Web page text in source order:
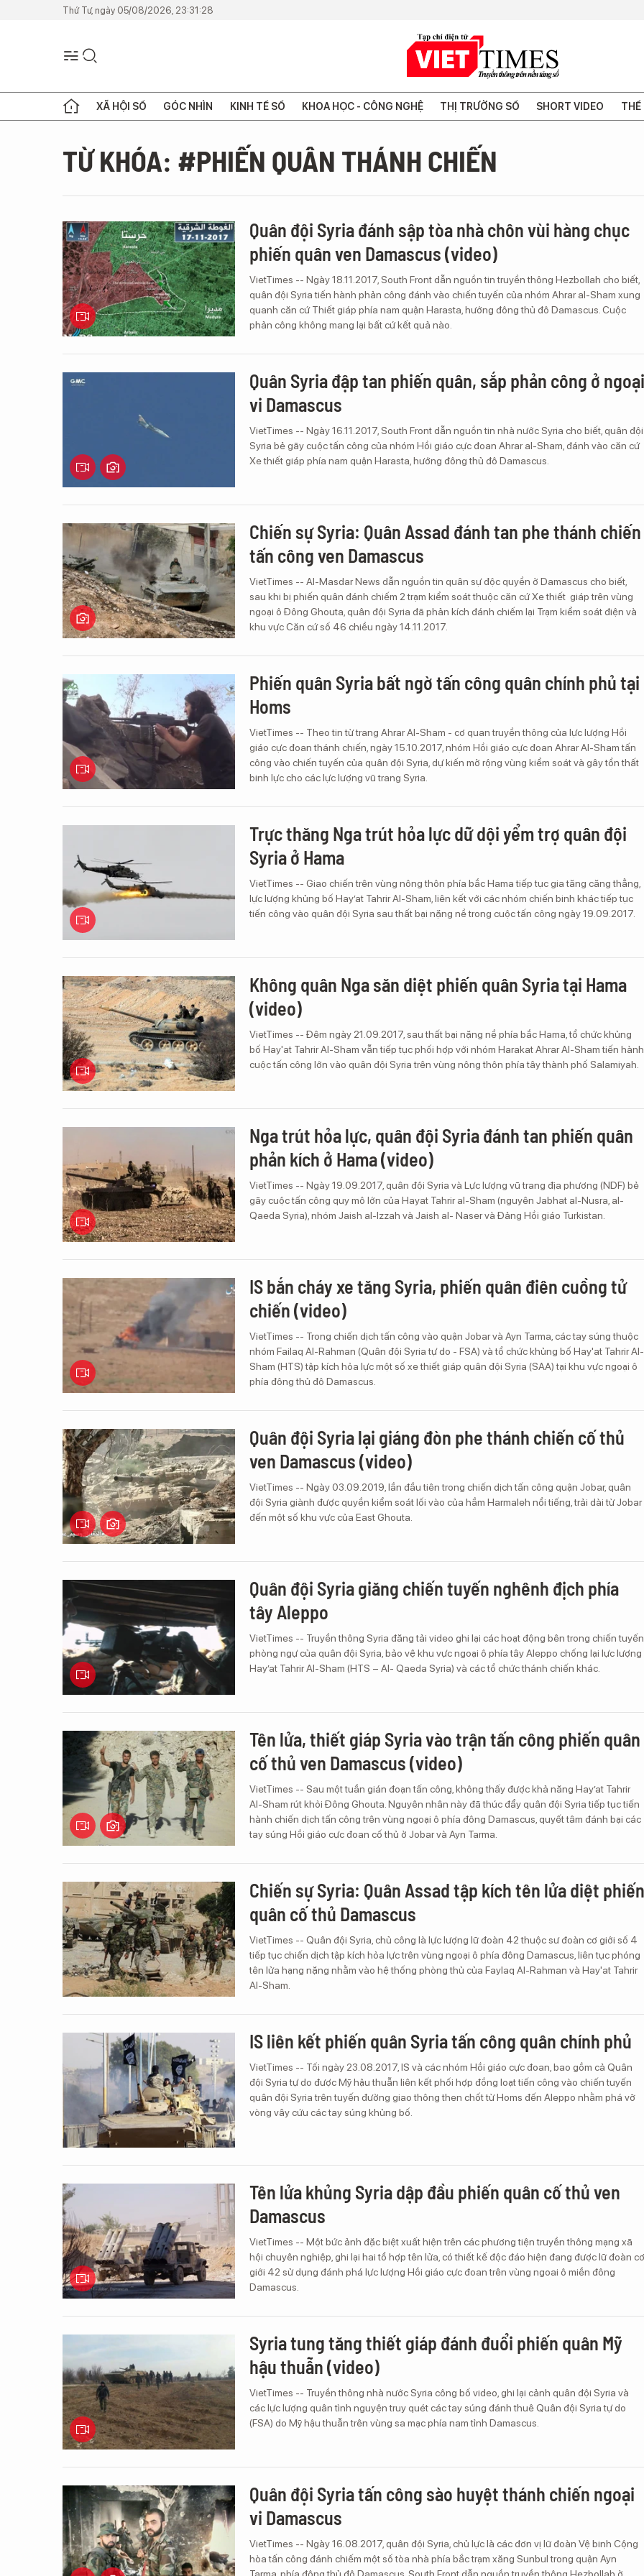
Thứ Tư, ngày 05/08/2026, 23:31:28
XÃ HỘI SỐ GÓC NHÌN KINH TẾ SỐ KHOA HỌC - CÔNG NGHỆ THỊ TRƯỜNG SỐ SHORT VIDEO THẾ
TỪ KHÓA: #PHIẾN QUÂN THÁNH CHIẾN
Quân đội Syria đánh sập tòa nhà chôn vùi hàng chục
phiến quân ven Damascus (video)
VietTimes -- Ngày 18.11.2017, South Front dẫn nguồn tin truyền thông Hezbollah cho biết,
quân đội Syria tiến hành phản công đánh vào chiến tuyến của nhóm Ahrar al-Sham xung
quanh căn cứ Thiết giáp phía nam quận Harasta, hướng đông thủ đô Damascus. Cuộc
phản công không mang lại bất cứ kết quả nào.
Quân Syria đập tan phiến quân, sắp phản công ở ngoại
vi Damascus
VietTimes -- Ngày 16.11.2017, South Front dẫn nguồn tin nhà nước Syria cho biết, quân đội
Syria bẻ gãy cuộc tấn công của nhóm Hồi giáo cực đoan Ahrar al-Sham, đánh vào căn cứ
Xe thiết giáp phía nam quận Harasta, hướng đông thủ đô Damascus.
Chiến sự Syria: Quân Assad đánh tan phe thánh chiến
tấn công ven Damascus
VietTimes -- Al-Masdar News dẫn nguồn tin quân sự độc quyền ở Damascus cho biết,
sau khi bị phiến quân đánh chiếm 2 trạm kiểm soát thuộc căn cứ Xe thiết giáp trên vùng
ngoại ô Đông Ghouta, quân đội Syria đã phản kích đánh chiếm lại Trạm kiểm soát điện và
khu vực Căn cứ số 46 chiều ngày 14.11.2017.
Phiến quân Syria bất ngờ tấn công quân chính phủ tại
Homs
VietTimes -- Theo tin từ trang Ahrar Al-Sham - cơ quan truyền thông của lực lượng Hồi
giáo cực đoan thánh chiến, ngày 15.10.2017, nhóm Hồi giáo cực đoan Ahrar Al-Sham tấn
công vào chiến tuyến của quân đội Syria, dự kiến mở rộng vùng kiểm soát và gây tổn thất
binh lực cho các lực lượng vũ trang Syria.
Trực thăng Nga trút hỏa lực dữ dội yểm trợ quân đội
Syria ở Hama
VietTimes -- Giao chiến trên vùng nông thôn phía bắc Hama tiếp tục gia tăng căng thẳng,
lực lượng khủng bố Hay’at Tahrir Al-Sham, liên kết với các nhóm chiến binh khác tiếp tục
tiến công vào quân đội Syria sau thất bại nặng nề trong cuộc tấn công ngày 19.09.2017.
Không quân Nga săn diệt phiến quân Syria tại Hama
(video)
VietTimes -- Đêm ngày 21.09.2017, sau thất bại nặng nề phía bắc Hama, tổ chức khủng
bố Hay'at Tahrir Al-Sham vẫn tiếp tục phối hợp với nhóm Harakat Ahrar Al-Sham tiến hành
cuộc tấn công lớn vào quân đội Syria trên vùng nông thôn phía tây thành phố Salamiyah.
Nga trút hỏa lực, quân đội Syria đánh tan phiến quân
phản kích ở Hama (video)
VietTimes -- Ngày 19.09.2017, quân đội Syria và Lực lượng vũ trang địa phương (NDF) bẻ
gãy cuộc tấn công quy mô lớn của Hayat Tahrir al-Sham (nguyên Jabhat al-Nusra, al-
Qaeda Syria), nhóm Jaish al-Izzah và Jaish al- Naser và Đảng Hồi giáo Turkistan.
IS bắn cháy xe tăng Syria, phiến quân điên cuồng tử
chiến (video)
VietTimes -- Trong chiến dịch tấn công vào quận Jobar và Ayn Tarma, các tay súng thuộc
nhóm Failaq Al-Rahman (Quân đội Syria tự do - FSA) và tổ chức khủng bố Hay'at Tahrir Al-
Sham (HTS) tập kích hỏa lực một số xe thiết giáp quân đội Syria (SAA) tại khu vực ngoại ô
phía đông thủ đô Damascus.
Quân đội Syria lại giáng đòn phe thánh chiến cố thủ
ven Damascus (video)
VietTimes -- Ngày 03.09.2019, lần đầu tiên trong chiến dịch tấn công quận Jobar, quân
đội Syria giành được quyền kiểm soát lối vào của hầm Harmaleh nổi tiếng, trải dài từ Jobar
đến một số khu vực của East Ghouta.
Quân đội Syria giăng chiến tuyến nghênh địch phía
tây Aleppo
VietTimes -- Truyền thông Syria đăng tải video ghi lại các hoạt động bên trong chiến tuyến
phòng ngự của quân đội Syria, bảo vệ khu vực ngoại ô phía tây Aleppo chống lại lực lượng
Hay’at Tahrir Al-Sham (HTS – Al- Qaeda Syria) và các tổ chức thánh chiến khác.
Tên lửa, thiết giáp Syria vào trận tấn công phiến quân
cố thủ ven Damascus (video)
VietTimes -- Sau một tuần gián đoạn tấn công, không thấy được khả năng Hay’at Tahrir
Al-Sham rút khỏi Đông Ghouta. Nguyên nhân này đã thúc đẩy quân đội Syria tiếp tục tiến
hành chiến dịch tấn công trên vùng ngoại ô phía đông Damascus, quyết tâm đánh bại các
tay súng Hồi giáo cực đoan cố thủ ở Jobar và Ayn Tarma.
Chiến sự Syria: Quân Assad tập kích tên lửa diệt phiến
quân cố thủ Damascus
VietTimes -- Quân đội Syria, chủ công là lực lượng lữ đoàn 42 thuộc sư đoàn cơ giới số 4
tiếp tục chiến dịch tập kích hỏa lực trên vùng ngoại ô phía đông Damascus, liên tục phóng
tên lửa hạng nặng nhằm vào hệ thống phòng thủ của Faylaq Al-Rahman và Hay'at Tahrir
Al-Sham.
IS liên kết phiến quân Syria tấn công quân chính phủ
VietTimes -- Tối ngày 23.08.2017, IS và các nhóm Hồi giáo cực đoan, bao gồm cả Quân
đội Syria tự do được Mỹ hậu thuẫn liên kết phối hợp đồng loạt tiến công vào chiến tuyến
quân đội Syria trên tuyến đường giao thông then chốt từ Homs đến Aleppo nhằm phá vỡ
vòng vây cứu các tay súng khủng bố.
Tên lửa khủng Syria dập đầu phiến quân cố thủ ven
Damascus
VietTimes -- Một bức ảnh đặc biệt xuất hiện trên các phương tiện truyền thông mạng xã
hội chuyên nghiệp, ghi lại hai tổ hợp tên lửa, có thiết kế độc đáo hiện đang được lữ đoàn cơ
giới 42 sử dụng đánh phá lực lượng Hồi giáo cực đoan trên vùng ngoai ô miền đông
Damascus.
Syria tung tăng thiết giáp đánh đuổi phiến quân Mỹ
hậu thuẫn (video)
VietTimes -- Truyền thông nhà nước Syria công bố video, ghi lại cảnh quân đội Syria và
các lực lượng quân tình nguyện truy quét các tay súng đánh thuê Quân đội Syria tự do
(FSA) do Mỹ hậu thuẫn trên vùng sa mạc phía nam tỉnh Damascus.
Quân đội Syria tấn công sào huyệt thánh chiến ngoại
vi Damascus
VietTimes -- Ngày 16.08.2017, quân đội Syria, chủ lực là các đơn vị lữ đoàn Vệ binh Cộng
hòa tấn công đánh chiếm một số tòa nhà phía bắc trạm xăng Sunbul trong quận Ayn